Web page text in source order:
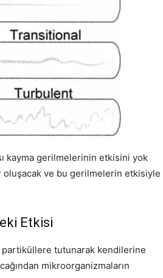
kayma gerilmelerinin etkisini yok
oluşacak ve bu gerilmelerin etkisiyle
Etkisi
partiküllere tutunarak kendilerine
mikroorganizmaların